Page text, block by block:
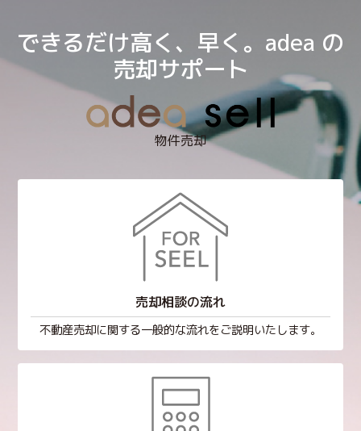
できるだけ高く、早く。adea の
売却サポート
物件売却
売却相談の流れ
不動産売却に関する一般的な流れをご説明いたします。